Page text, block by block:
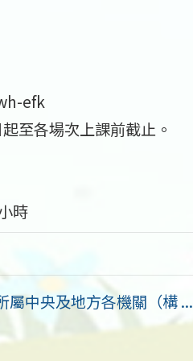
efk
至各場次上課前截止。
時
屬中央及地方各機關（構 ...